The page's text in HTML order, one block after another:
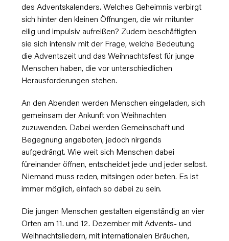
des Adventskalenders. Welches Geheimnis verbirgt
sich hinter den kleinen Öffnungen, die wir mitunter
eilig und impulsiv aufreißen? Zudem beschäftigten
sie sich intensiv mit der Frage, welche Bedeutung
die Adventszeit und das Weihnachtsfest für junge
Menschen haben, die vor unterschiedlichen
Herausforderungen stehen.
An den Abenden werden Menschen eingeladen, sich
gemeinsam der Ankunft von Weihnachten
zuzuwenden. Dabei werden Gemeinschaft und
Begegnung angeboten, jedoch nirgends
aufgedrängt. Wie weit sich Menschen dabei
füreinander öffnen, entscheidet jede und jeder selbst.
Niemand muss reden, mitsingen oder beten. Es ist
immer möglich, einfach so dabei zu sein.
Die jungen Menschen gestalten eigenständig an vier
Orten am 11. und 12. Dezember mit Advents- und
Weihnachtsliedern, mit internationalen Bräuchen,